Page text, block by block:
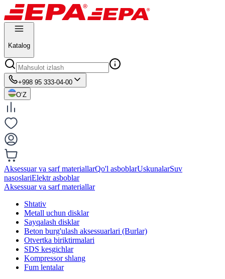
Katalog
+998 95 333-04-00
O‘Z
Aksessuar va sarf materiallarQo'l asboblarUskunalarSuv
nasoslariElektr asboblar
Aksessuar va sarf materiallar
Shtativ
Metall uchun disklar
Sayqalash disklar
Beton burg'ulash aksessuarlari (Burlar)
Otvertka biriktirmalari
SDS kesgichlar
Kompressor shlang
Fum lentalar